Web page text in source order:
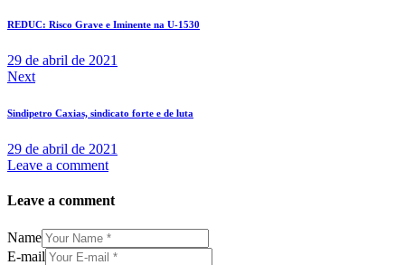
REDUC: Risco Grave e Iminente na U-1530
29 de abril de 2021
Next
Sindipetro Caxias, sindicato forte e de luta
29 de abril de 2021
Leave a comment
Leave a comment
Name
E-mail